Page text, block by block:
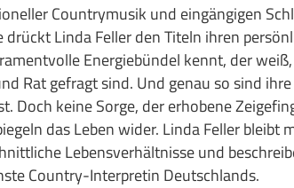
Countrymusik und eingängigen
Linda Feller den Titeln ihren
Energiebündel kennt, der
Rat gefragt sind. Und genau so sind
Doch keine Sorge, der erhobene
das Leben wider. Linda Feller
Lebensverhältnisse und
Country-Interpretin Deutschlands.